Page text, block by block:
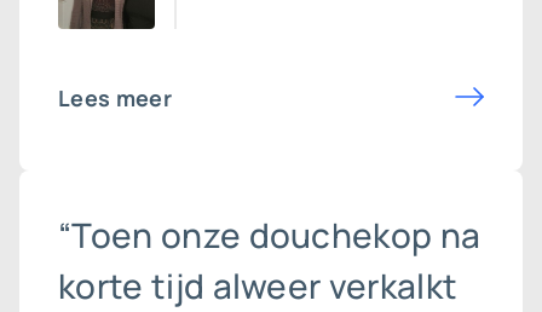
Lees meer
“Toen onze douchekop na
korte tijd alweer verkalkt